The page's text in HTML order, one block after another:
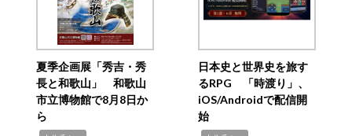
夏季企画展「秀吉・秀
長と和歌山」 和歌山
市立博物館で8月8日か
ら
日本史と世界史を旅す
るRPG 「時渡り」、
iOS/Androidで配信開
始